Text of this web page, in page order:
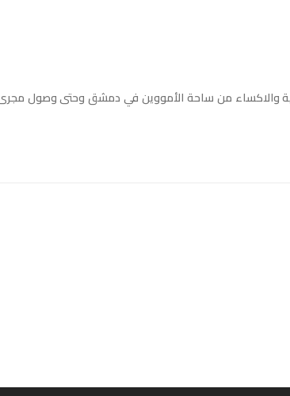
والاكساء من ساحة الأمووين في دمشق وحتى وصول